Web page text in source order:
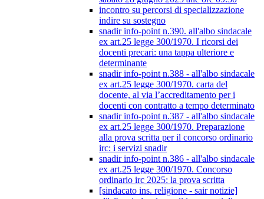
incontro su percorsi di specializzazione
indire su sostegno
snadir info-point n.390. all'albo sindacale
ex art.25 legge 300/1970. I ricorsi dei
docenti precari: una tappa ulteriore e
determinante
snadir info-point n.388 - all'albo sindacale
ex art.25 legge 300/1970. carta del
docente, al via l’accreditamento per i
docenti con contratto a tempo determinato
snadir info-point n.387 - all'albo sindacale
ex art.25 legge 300/1970. Preparazione
alla prova scritta per il concorso ordinario
irc: i servizi snadir
snadir info-point n.386 - all'albo sindacale
ex art.25 legge 300/1970. Concorso
ordinario irc 2025: la prova scritta
[sindacato ins. religione - sair notizie]